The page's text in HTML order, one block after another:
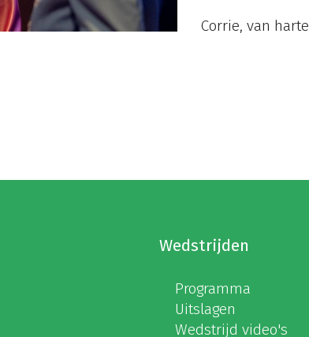
Corrie, van
Wedstrijden
Programma
Uitslagen
Wedstrijd video's